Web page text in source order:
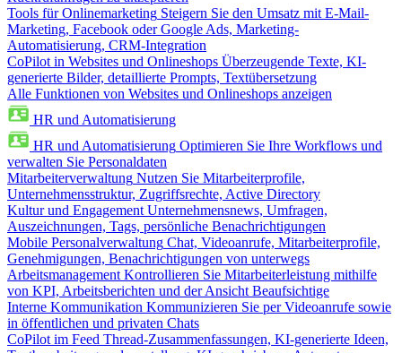
Tools für Onlinemarketing Steigern Sie den Umsatz mit E-Mail-
Marketing, Facebook oder Google Ads, Marketing-
Automatisierung, CRM-Integration
CoPilot in Websites und Onlineshops Überzeugende Texte, KI-
generierte Bilder, detaillierte Prompts, Textübersetzung
Alle Funktionen von Websites und Onlineshops anzeigen
HR und Automatisierung
HR und Automatisierung Optimieren Sie Ihre Workflows und
verwalten Sie Personaldaten
Mitarbeiterverwaltung Nutzen Sie Mitarbeiterprofile,
Unternehmensstruktur, Zugriffsrechte, Active Directory
Kultur und Engagement Unternehmensnews, Umfragen,
Auszeichnungen, Tags, persönliche Benachrichtigungen
Mobile Personalverwaltung Chat, Videoanrufe, Mitarbeiterprofile,
Genehmigungen, Benachrichtigungen von unterwegs
Arbeitsmanagement Kontrollieren Sie Mitarbeiterleistung mithilfe
von KPI, Arbeitsberichten und der Ansicht Beaufsichtige
Interne Kommunikation Kommunizieren Sie per Videoanrufe sowie
in öffentlichen und privaten Chats
CoPilot im Feed Thread-Zusammenfassungen, KI-generierte Ideen,